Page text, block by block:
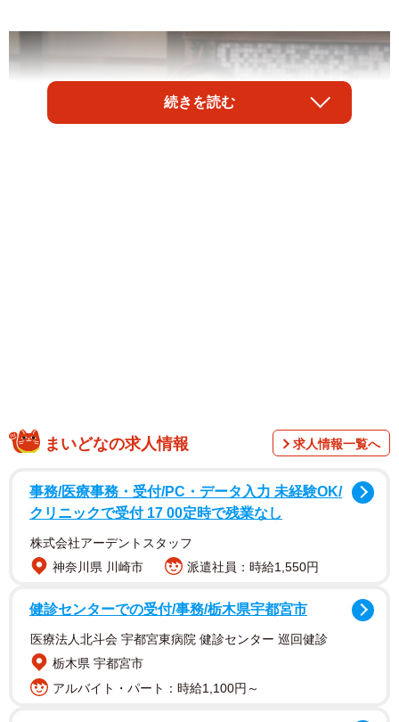
なヒロイン
──笠置シヅ子をモデルにした朝ドラを制作することになっ
た経緯と、ドラマの見どころを教えてください。
続きを読む
まいどなの求人情報 求人情報一覧へ
事務/医療事務・受付/PC・データ入力 未経験OK/
クリニックで受付 17 00定時で残業なし
株式会社アーデントスタッフ
神奈川県 川崎市
派遣社員：時給1,550円
健診センターでの受付/事務/栃木県宇都宮市
医療法人北斗会 宇都宮東病院 健診センター 巡回健診
栃木県 宇都宮市
アルバイト・パート：時給1,100円～